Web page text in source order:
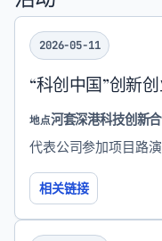
2026-05-11
“科创中国”创新
地点河套深港科技创新
代表公司参加项目路
相关链接